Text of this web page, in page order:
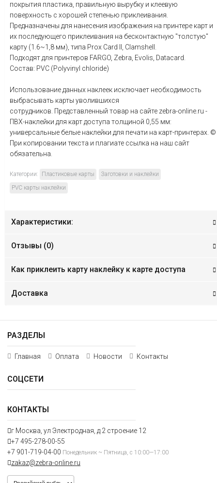
покрытия пластика, правильную вырубку и клеевую
поверхность с хорошей степенью приклеивания.
Предназначены для нанесения изображения на принтере карт и
их последующего приклеивания на бесконтактную "толстую"
карту (1.6~1,8 мм), типа Prox Card II, Clamshell.
Подходят для принтеров FARGO, Zebra, Evolis, Datacard.
Состав: PVC (Polyvinyl chloride)
Использование данных наклеек исключает необходимость
выбрасывать карты уволившихся
сотрудников. Представленный товар на сайте zebra-online.ru -
ПВХ-наклейки для карт доступа толщиной 0,55 мм:
универсальные белые наклейки для печати на карт-принтерах. ©
При копировании текста и плагиате ссылка на наш сайт
обязательна.
Категории: Пластиковые карты
Заготовки и наклейки
PVC карты наклейки
Характеристики:
Отзывы (0)
Как приклеить карту наклейку к карте доступа
Доставка
КОНТАКТЫ
г Москва, ул Электродная, д 2 строение 12
+7 495-278-00-55
+7 901-719-04-00 Понедельник ~ Пятница, с 10:00—17:00
zakaz@zebra-online.ru
РАЗДЕЛЫ
Главная Оплата Новости Контакты
СОЦСЕТИ